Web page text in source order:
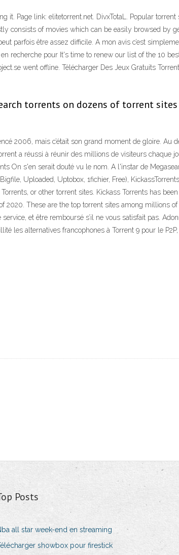
Page link: elitetorrent.net. DivxTotaL. Popular
consists of movies which can be easily browsed by
parfois être assez difficile. A mon avis c’est
recherche pour It's time to renew our list of the 10
went offline. Télécharger Des Jeux Gratuits
torrents on dozens of torrent
2006, mais c’était son grand moment de gloire. Au
a réussi à réunir des millions de visiteurs chaque
On s'en serait douté vu le nom. A l'instar de
Uploaded, Uptobox, 1fichier, Free),
or other torrent sites. Kickass Torrents has
2020. These are the top torrent sites among millions
et être remboursé s’il ne vous satisfait pas.
les alternatives francophones à Torrent 9 pour le
Posts
all star week-end en streaming
showbox pour firestick